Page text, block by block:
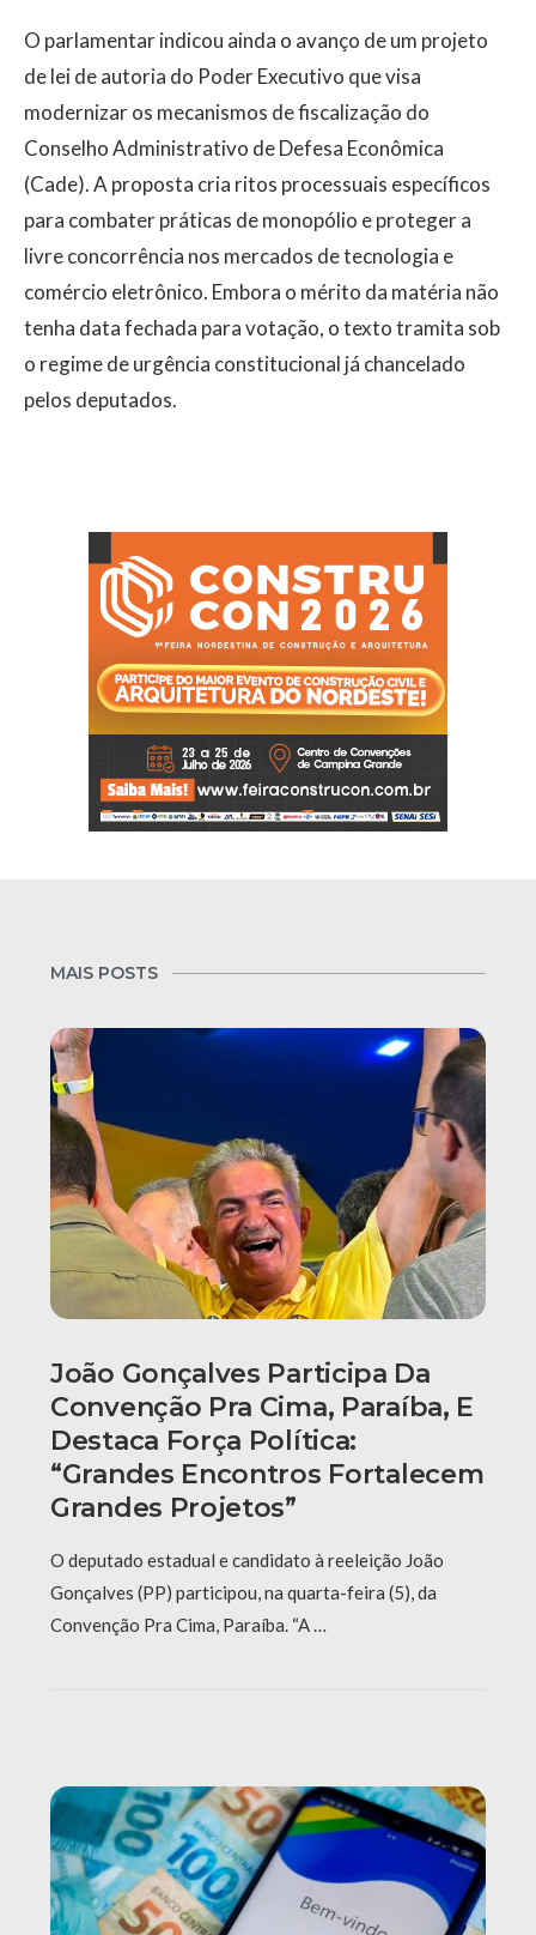
O parlamentar indicou ainda o avanço de um projeto
de lei de autoria do Poder Executivo que visa
modernizar os mecanismos de fiscalização do
Conselho Administrativo de Defesa Econômica
(Cade). A proposta cria ritos processuais específicos
para combater práticas de monopólio e proteger a
livre concorrência nos mercados de tecnologia e
comércio eletrônico. Embora o mérito da matéria não
tenha data fechada para votação, o texto tramita sob
o regime de urgência constitucional já chancelado
pelos deputados.
MAIS POSTS
João Gonçalves Participa Da
Convenção Pra Cima, Paraíba, E
Destaca Força Política:
“grandes Encontros Fortalecem
Grandes Projetos”
O deputado estadual e candidato à reeleição João
Gonçalves (PP) participou, na quarta-feira (5), da
Convenção Pra Cima, Paraíba. “A …